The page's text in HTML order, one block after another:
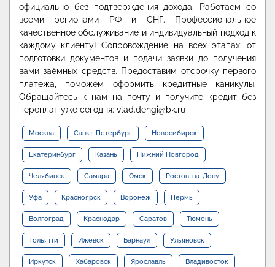
официально без подтверждения дохода. Работаем со
всеми регионами РФ и СНГ. Профессиональное
качественное обслуживание и индивидуальный подход к
каждому клиенту! Сопровождение на всех этапах: от
подготовки документов и подачи заявки до получения
вами заёмных средств. Предоставим отсрочку первого
платежа, поможем оформить кредитные каникулы.
Обращайтесь к нам на почту и получите кредит без
переплат уже сегодня: vlad.dengi@bk.ru
Москва Санкт-Петербург Новосибирск
Екатеринбург Казань Нижний Новгород
Челябинск Самара Омск Ростов-на-Дону
Уфа Красноярск Воронеж Пермь
Волгоград Краснодар Саратов Тюмень
Тольятти Ижевск Барнаул Ульяновск
Иркутск Хабаровск Ярославль Владивосток